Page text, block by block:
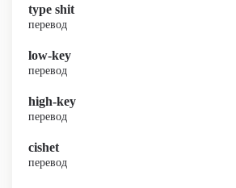
type shit
перевод
low-key
перевод
high-key
перевод
cishet
перевод